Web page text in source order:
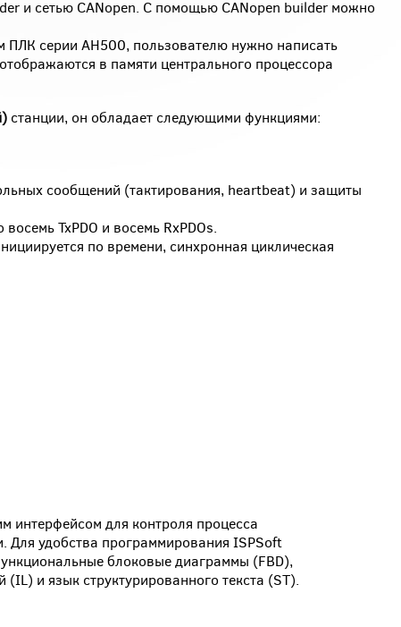
и сетью CANopen. С помощью CANopen builder можно
ПЛК серии AH500, пользователю нужно написать
в памяти центрального процессора
станции, он обладает следующими функциями:
сообщений (тактирования, heartbeat) и защиты
TxPDO и восемь RxPDOs.
по времени, синхронная циклическая
интерфейсом для контроля процесса
Для удобства программирования ISPSoft
блоковые диаграммы (FBD),
и язык структурированного текста (ST).